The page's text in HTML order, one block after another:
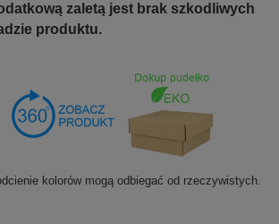
zaletą jest brak szkodliwych
produktu.
kolorów mogą odbiegać od rzeczywistych.